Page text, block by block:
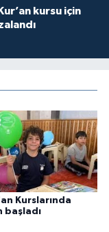
kursu için
Kurslarında
başladı